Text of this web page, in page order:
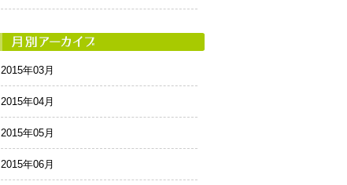
2015年03月
2015年04月
2015年05月
2015年06月